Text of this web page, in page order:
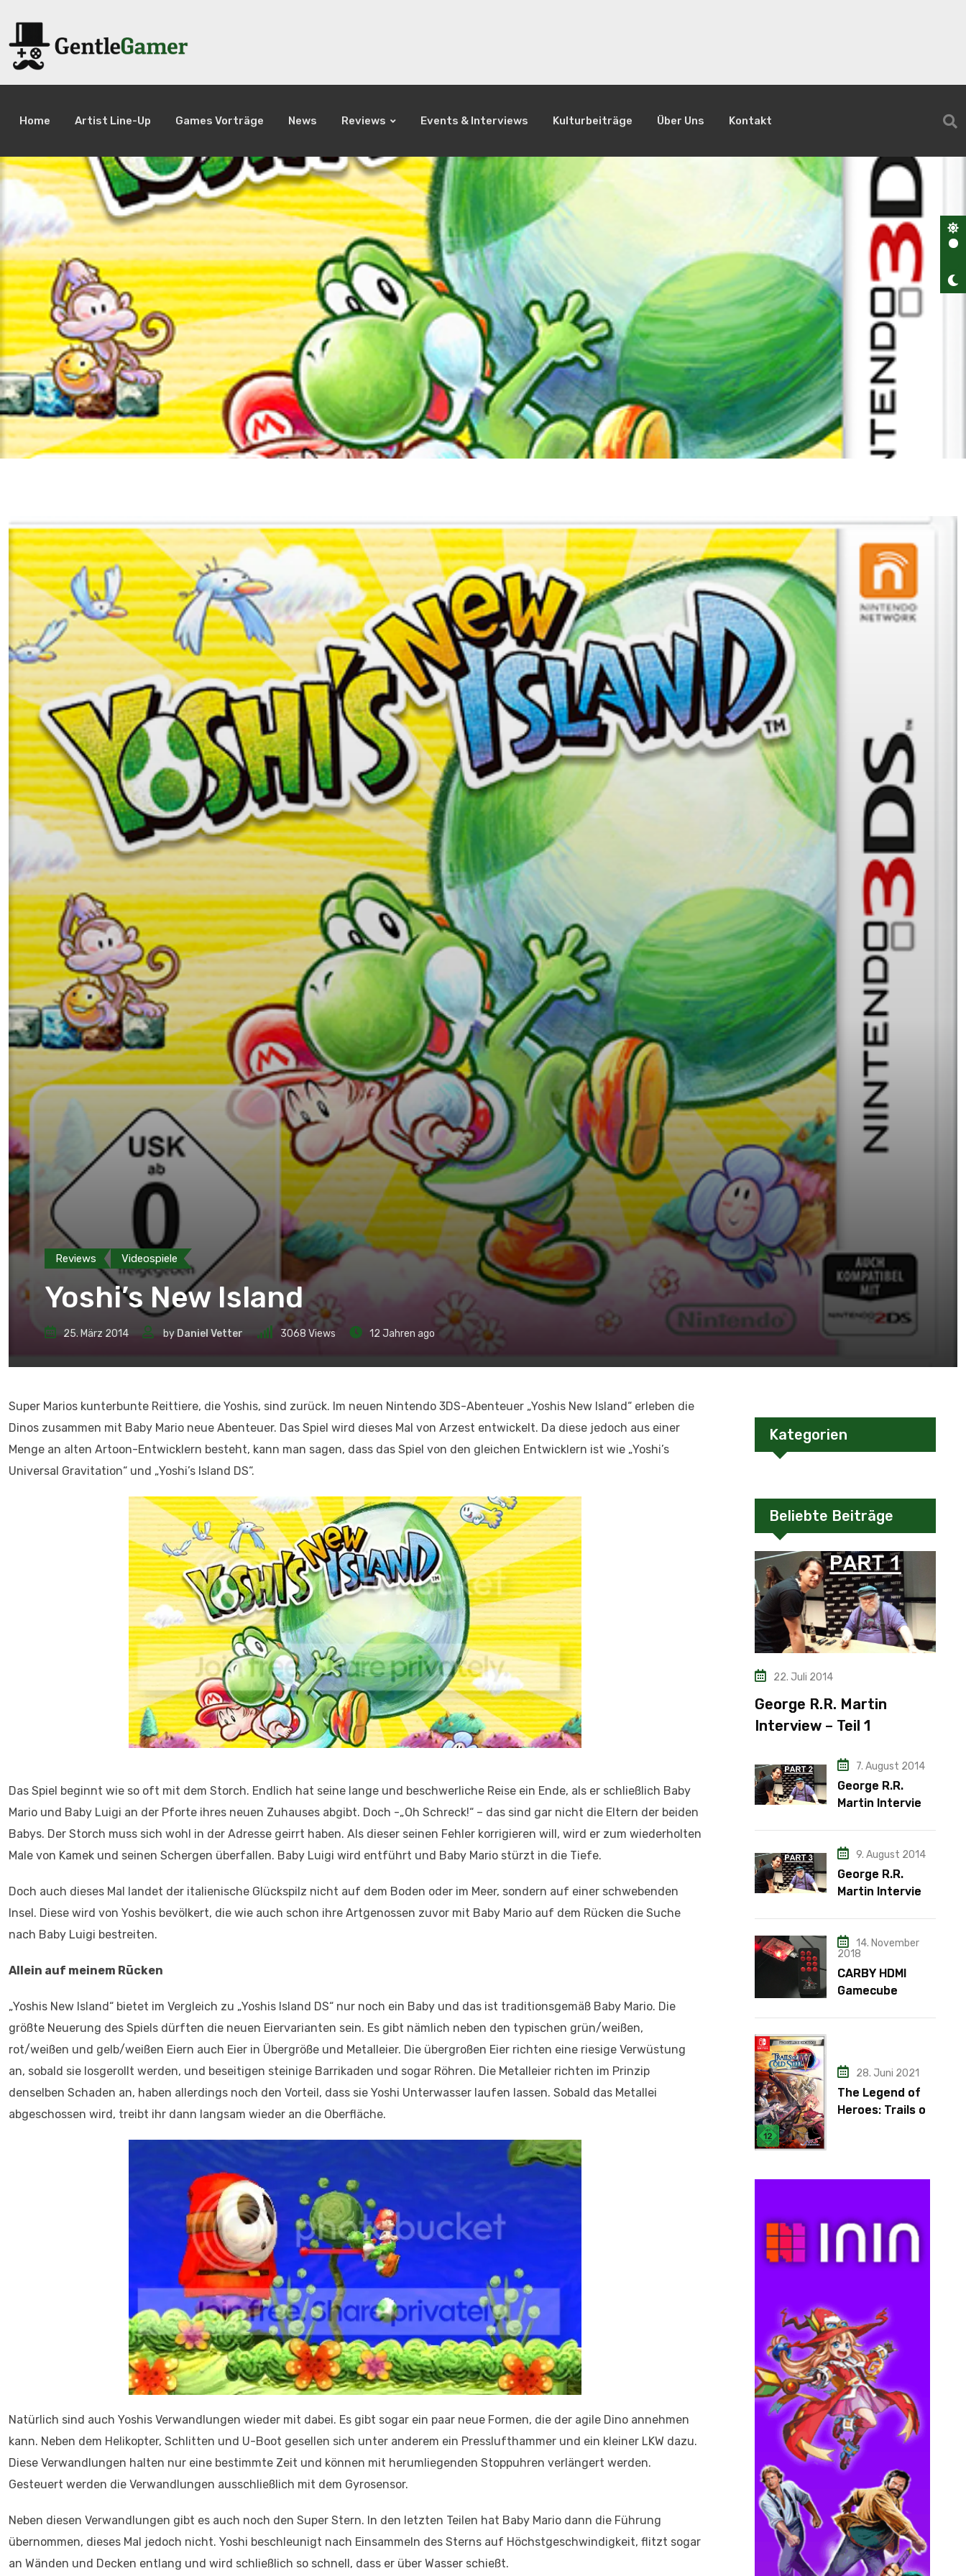
Home Artist Line-Up Games Vorträge News Reviews Events & Interviews Kulturbeiträge Über Uns Kontakt
Reviews Videospiele
Yoshi’s New Island
25. März 2014 byDaniel Vetter 3068 Views 12 Jahren ago
Super Marios kunterbunte Reittiere, die Yoshis, sind zurück. Im neuen Nintendo 3DS-Abenteuer „Yoshis New Island“ erleben die
Dinos zusammen mit Baby Mario neue Abenteuer. Das Spiel wird dieses Mal von Arzest entwickelt. Da diese jedoch aus einer
Menge an alten Artoon-Entwicklern besteht, kann man sagen, dass das Spiel von den gleichen Entwicklern ist wie „Yoshi’s
Universal Gravitation“ und „Yoshi’s Island DS“.
Das Spiel beginnt wie so oft mit dem Storch. Endlich hat seine lange und beschwerliche Reise ein Ende, als er schließlich Baby
Mario und Baby Luigi an der Pforte ihres neuen Zuhauses abgibt. Doch -„Oh Schreck!“ – das sind gar nicht die Eltern der beiden
Babys. Der Storch muss sich wohl in der Adresse geirrt haben. Als dieser seinen Fehler korrigieren will, wird er zum wiederholten
Male von Kamek und seinen Schergen überfallen. Baby Luigi wird entführt und Baby Mario stürzt in die Tiefe.
Doch auch dieses Mal landet der italienische Glückspilz nicht auf dem Boden oder im Meer, sondern auf einer schwebenden
Insel. Diese wird von Yoshis bevölkert, die wie auch schon ihre Artgenossen zuvor mit Baby Mario auf dem Rücken die Suche
nach Baby Luigi bestreiten.
Allein auf meinem Rücken
„Yoshis New Island“ bietet im Vergleich zu „Yoshis Island DS“ nur noch ein Baby und das ist traditionsgemäß Baby Mario. Die
größte Neuerung des Spiels dürften die neuen Eiervarianten sein. Es gibt nämlich neben den typischen grün/weißen,
rot/weißen und gelb/weißen Eiern auch Eier in Übergröße und Metalleier. Die übergroßen Eier richten eine riesige Verwüstung
an, sobald sie losgerollt werden, und beseitigen steinige Barrikaden und sogar Röhren. Die Metalleier richten im Prinzip
denselben Schaden an, haben allerdings noch den Vorteil, dass sie Yoshi Unterwasser laufen lassen. Sobald das Metallei
abgeschossen wird, treibt ihr dann langsam wieder an die Oberfläche.
Natürlich sind auch Yoshis Verwandlungen wieder mit dabei. Es gibt sogar ein paar neue Formen, die der agile Dino annehmen
kann. Neben dem Helikopter, Schlitten und U-Boot gesellen sich unter anderem ein Presslufthammer und ein kleiner LKW dazu.
Diese Verwandlungen halten nur eine bestimmte Zeit und können mit herumliegenden Stoppuhren verlängert werden.
Gesteuert werden die Verwandlungen ausschließlich mit dem Gyrosensor.
Neben diesen Verwandlungen gibt es auch noch den Super Stern. In den letzten Teilen hat Baby Mario dann die Führung
übernommen, dieses Mal jedoch nicht. Yoshi beschleunigt nach Einsammeln des Sterns auf Höchstgeschwindigkeit, flitzt sogar
an Wänden und Decken entlang und wird schließlich so schnell, dass er über Wasser schießt.
Kategorien
Beliebte Beiträge
22. Juli 2014
George R.R. Martin
Interview – Teil 1
7. August 2014
George R.R.
Martin Interview
9. August 2014
George R.R.
Martin Interview
14. November
2018
CARBY HDMI
Gamecube
28. Juni 2021
The Legend of
Heroes: Trails of